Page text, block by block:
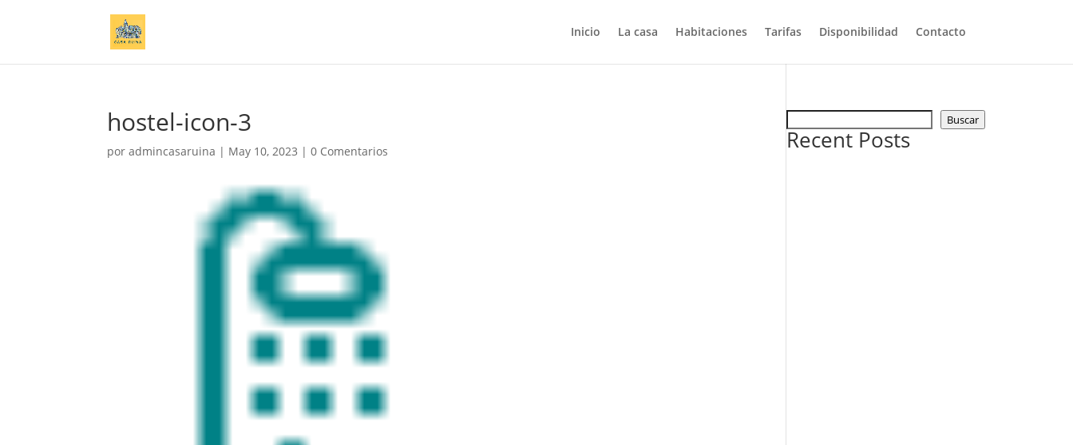
Inicio La casa Habitaciones Tarifas Disponibilidad Contacto
hostel-icon-3
poradmincasaruina | May 10, 2023 |0 Comentarios
Buscar
Recent Posts